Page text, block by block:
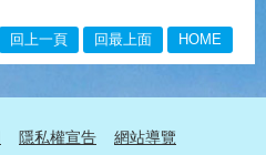
回上一頁 回最上面 HOME
隱私權宣告 網站導覽